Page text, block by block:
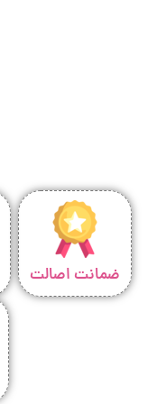
ضمانت اصالت